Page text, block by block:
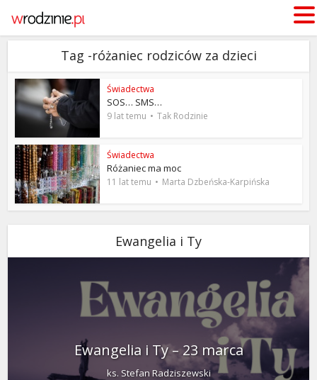
Tag -różaniec rodziców za dzieci
Świadectwa
SOS… SMS…
9 lat temu Tak Rodzinie
Świadectwa
Różaniec ma moc
11 lat temu Marta Dzbeńska-Karpińska
Ewangelia i Ty
Ewangelia i Ty – 23 marca
ks. Stefan Radziszewski